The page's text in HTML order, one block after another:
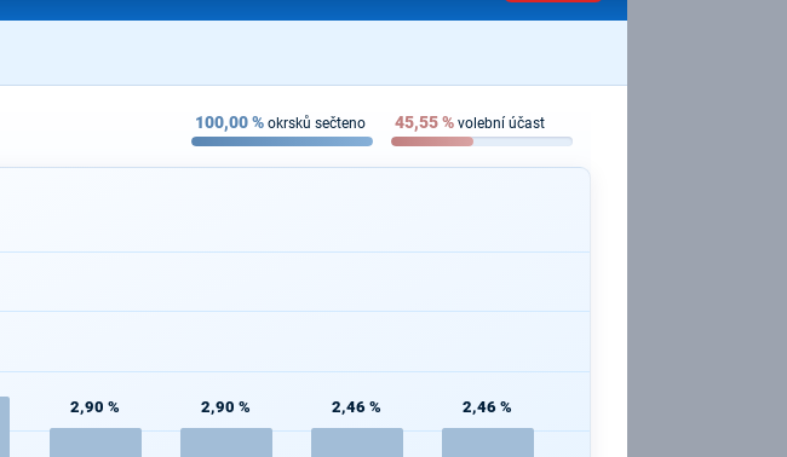
100,00% okrsků sečteno 45,55% volební účast
2,90 % 2,90 % 2,46 % 2,46 %